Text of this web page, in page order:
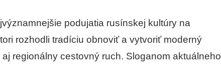
podujatia rusínskej kultúry na
rozhodli tradíciu obnoviť a vytvoriť moderný
regionálny cestovný ruch. Sloganom aktuálneho